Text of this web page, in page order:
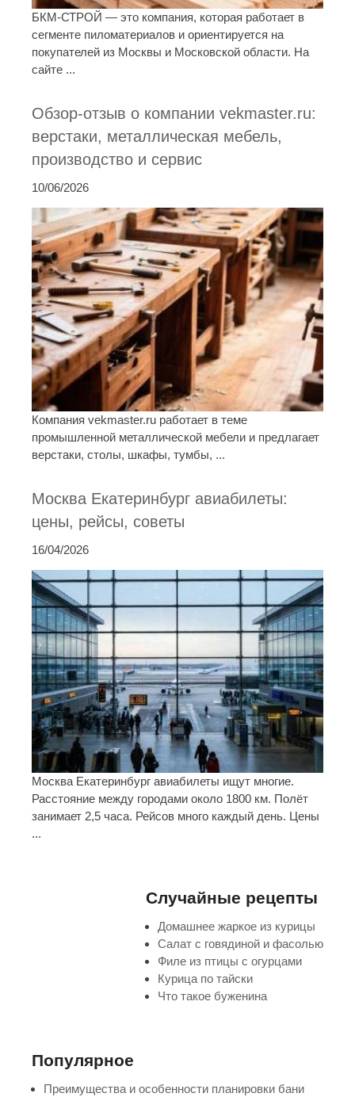
БКМ-СТРОЙ — это компания, которая работает в
сегменте пиломатериалов и ориентируется на
покупателей из Москвы и Московской области. На
сайте ...
Обзор-отзыв о компании vekmaster.ru:
верстаки, металлическая мебель,
производство и сервис
10/06/2026
Компания vekmaster.ru работает в теме
промышленной металлической мебели и предлагает
верстаки, столы, шкафы, тумбы, ...
Москва Екатеринбург авиабилеты:
цены, рейсы, советы
16/04/2026
Москва Екатеринбург авиабилеты ищут многие.
Расстояние между городами около 1800 км. Полёт
занимает 2,5 часа. Рейсов много каждый день. Цены
...
Случайные рецепты
Домашнее жаркое из курицы
Салат с говядиной и фасолью
Филе из птицы с огурцами
Курица по тайски
Что такое буженина
Популярное
Преимущества и особенности планировки бани